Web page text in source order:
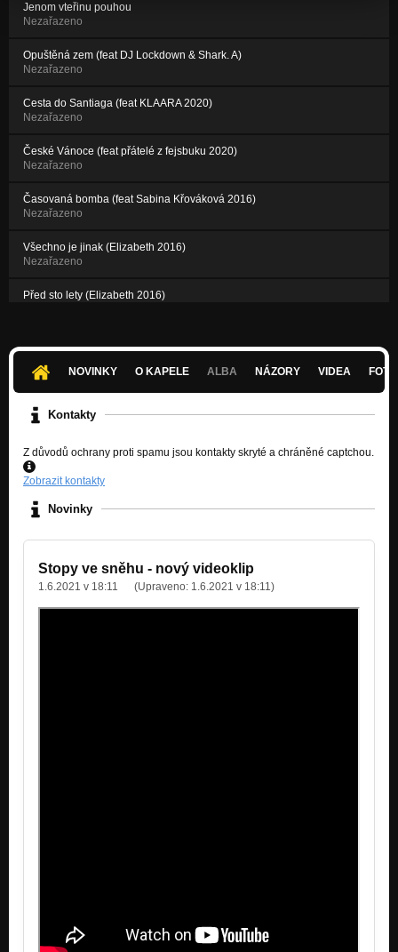
Jenom vteřinu pouhou
Nezařazeno
Opuštěná zem (feat DJ Lockdown & Shark. A)
Nezařazeno
Cesta do Santiaga (feat KLAARA 2020)
Nezařazeno
České Vánoce (feat přátelé z fejsbuku 2020)
Nezařazeno
Časovaná bomba (feat Sabina Křováková 2016)
Nezařazeno
Všechno je jinak (Elizabeth 2016)
Nezařazeno
Před sto lety (Elizabeth 2016)
NOVINKY
O KAPELE ALBA NÁZORY VIDEA
Kontakty
Z důvodů ochrany proti spamu jsou kontakty skryté a chráněné captchou.
Zobrazit kontakty
Novinky
Stopy ve sněhu - nový videoklip
1.6.2021 v 18:11 (Upraveno: 1.6.2021 v 18:11 )